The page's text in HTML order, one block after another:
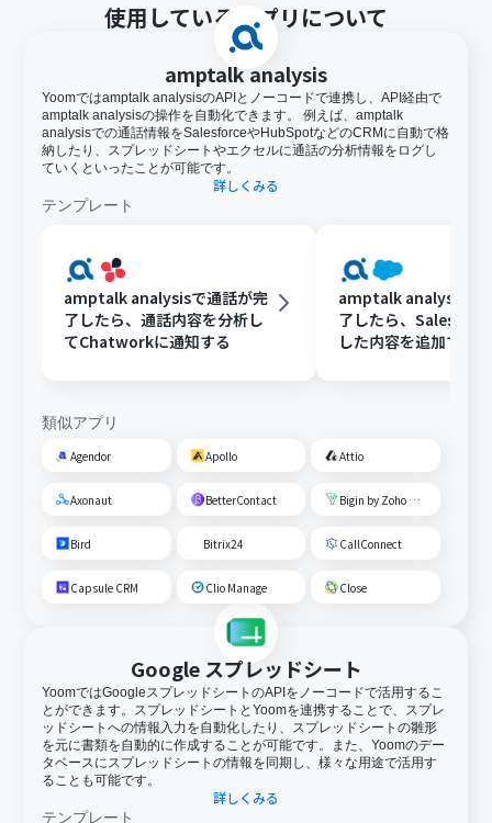
使用しているアプリについて
amptalk analysis
Yoomではamptalk analysisのAPIとノーコードで連携し、API経由で
amptalk analysisの操作を自動化できます。 例えば、amptalk
analysisでの通話情報をSalesforceやHubSpotなどのCRMに自動で格
納したり、スプレッドシートやエクセルに通話の分析情報をログし
ていくといったことが可能です。
詳しくみる
テンプレート
amptalk analysisで通話が完
了したら、通話内容を分析し
てChatworkに通知する
amptalk analysisで
了したら、
した内容を追加する
類似アプリ
Agendor Apollo Attio
Axonaut BetterContact Bigin by Zoho CRM
Bird Bitrix24 CallConnect
Capsule CRM Clio Manage Close
Google スプレッドシート
YoomではGoogleスプレッドシートのAPIをノーコードで活用するこ
とができます。スプレッドシートとYoomを連携することで、スプレ
ッドシートへの情報入力を自動化したり、スプレッドシートの雛形
を元に書類を自動的に作成することが可能です。また、Yoomのデー
タベースにスプレッドシートの情報を同期し、様々な用途で活用す
ることも可能です。
詳しくみる
テンプレート